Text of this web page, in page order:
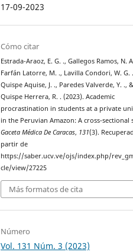
17-09-2023
Cómo citar
Estrada-Araoz, E. G. ., Gallegos Ramos, N.
Farfán Latorre, M. ., Lavilla Condori, W. G.
Quispe Aquise, J. ., Paredes Valverde, Y. .,
Quispe Herrera, R. . (2023). Academic
procrastination in students at a private
in the Peruvian Amazon: A cross-sectional
Gaceta Médica De Caracas, 131(3).
partir de
https://saber.ucv.ve/ojs/index.php/
cle/view/27225
Más formatos de cita
Número
Vol. 131 Núm. 3 (2023)